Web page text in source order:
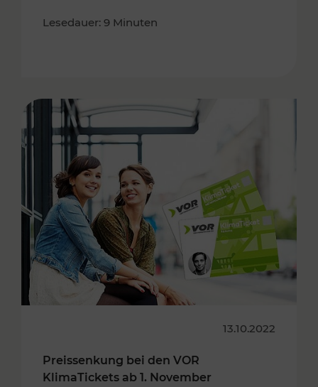
Lesedauer: 9 Minuten
13.10.2022
Preissenkung bei den VOR
KlimaTickets ab 1. November